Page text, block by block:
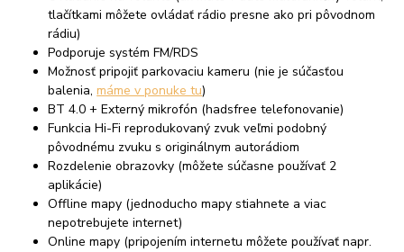
tlačítkami môžete ovládať rádio presne ako pri pôvodnom
rádiu)
Podporuje systém FM/RDS
Možnosť pripojiť parkovaciu kameru (nie je súčasťou
balenia,máme v ponuke tu)
BT 4.0 + Externý mikrofón (hadsfree telefonovanie)
Funkcia Hi-Fi reprodukovaný zvuk veľmi podobný
pôvodnému zvuku s originálnym autorádiom
Rozdelenie obrazovky (môžete súčasne používať 2
aplikácie)
Offline mapy (jednoducho mapy stiahnete a viac
nepotrebujete internet)
Online mapy (pripojením internetu môžete používať napr.